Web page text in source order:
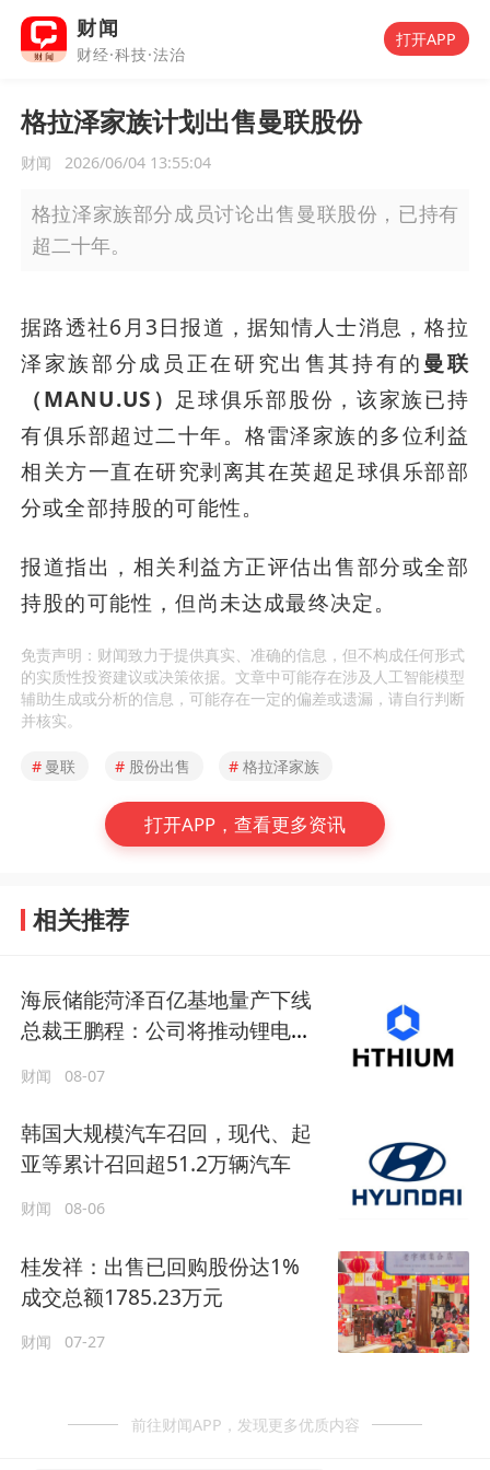
财闻
财经·科技·法治
打开APP
格拉泽家族计划出售曼联股份
财闻 2026/06/04 13:55:04
格拉泽家族部分成员讨论出售曼联股份，已持有
超二十年。
据路透社6月3日报道，据知情人士消息，格拉
泽家族部分成员正在研究出售其持有的 曼联
（MANU.US） 足球俱乐部股份，该家族已持
有俱乐部超过二十年。格雷泽家族的多位利益
相关方一直在研究剥离其在英超足球俱乐部部
分或全部持股的可能性。
报道指出，相关利益方正评估出售部分或全部
持股的可能性，但尚未达成最终决定。
免责声明：财闻致力于提供真实、准确的信息，但不构成任何形式
的实质性投资建议或决策依据。文章中可能存在涉及人工智能模型
辅助生成或分析的信息，可能存在一定的偏差或遗漏，请自行判断
并核实。
# 曼联 # 股份出售 # 格拉泽家族
打开APP，查看更多资讯
相关推荐
海辰储能菏泽百亿基地量产下线
总裁王鹏程：公司将推动锂电长
财闻 08-07
韩国大规模汽车召回，现代、起
亚等累计召回超51.2万辆汽车
财闻 08-06
桂发祥：出售已回购股份达1%
成交总额1785.23万元
财闻 07-27
前往财闻APP，发现更多优质内容